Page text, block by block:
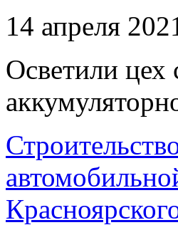
14 апреля 2021
Осветили цех